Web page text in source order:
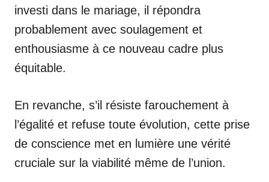
investi dans le mariage, il répondra
probablement avec soulagement et
enthousiasme à ce nouveau cadre plus
équitable.
En revanche, s’il résiste farouchement à
l’égalité et refuse toute évolution, cette prise
de conscience met en lumière une vérité
cruciale sur la viabilité même de l’union.